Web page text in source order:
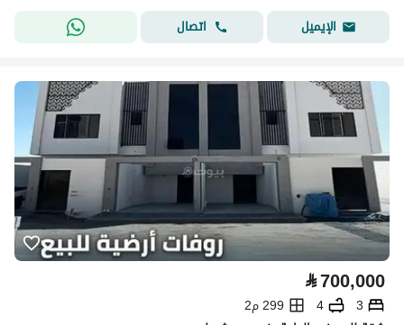
الإيميل
اتصال
⃁700,000
3
4
299 م2